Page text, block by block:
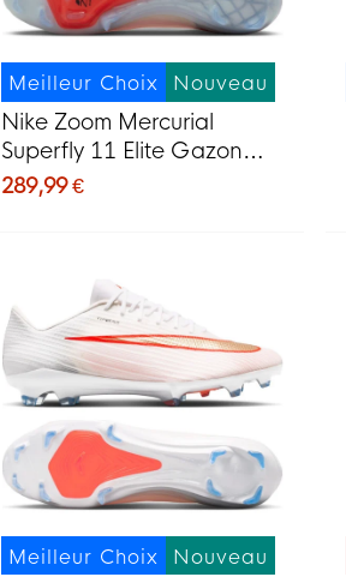
Meilleur Choix Nouveau
Nike Zoom Mercurial
Superfly 11 Elite Gazon
Naturel Chaussures de
289,99 €
Meilleur Choix Nouveau